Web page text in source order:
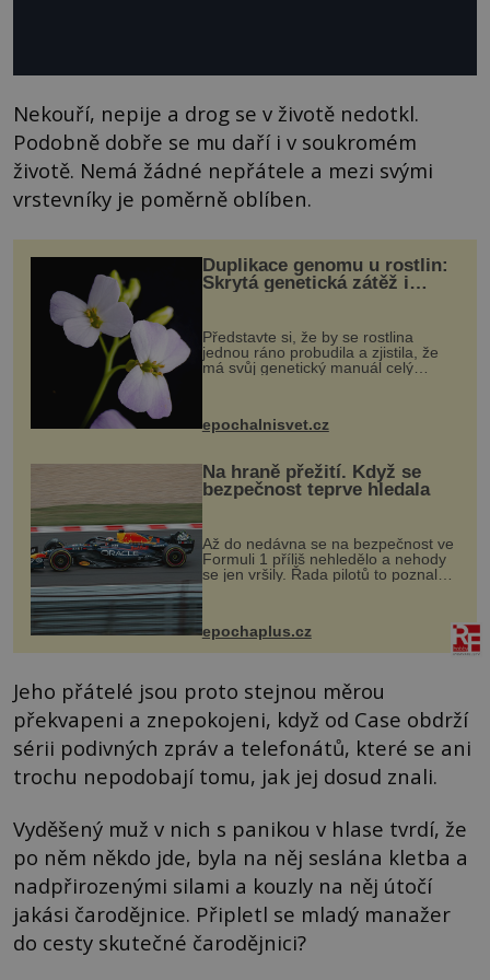
Nekouří, nepije a drog se v životě nedotkl.
Podobně dobře se mu daří i v soukromém
životě. Nemá žádné nepřátele a mezi svými
vrstevníky je poměrně oblíben.
Duplikace genomu u rostlin:
Skrytá genetická zátěž i
Představte si, že by se rostlina
jednou ráno probudila a zjistila, že
má svůj genetický manuál celý
vstupenka...
epochalnisvet.cz
Na hraně přežití. Když se
bezpečnost teprve hledala
Až do nedávna se na bezpečnost ve
Formuli 1 příliš nehledělo a nehody
se jen vršily. Řada pilotů to poznala
na vlastní kůži, často s trvalými
následky nebo bohužel i ztrátou
života. Dnes nepochopiteln...
epochaplus.cz
Jeho přátelé jsou proto stejnou měrou
překvapeni a znepokojeni, když od Case obdrží
sérii podivných zpráv a telefonátů, které se ani
trochu nepodobají tomu, jak jej dosud znali.
Vyděšený muž v nich s panikou v hlase tvrdí, že
po něm někdo jde, byla na něj seslána kletba a
nadpřirozenými silami a kouzly na něj útočí
jakási čarodějnice. Připletl se mladý manažer
do cesty skutečné čarodějnici?